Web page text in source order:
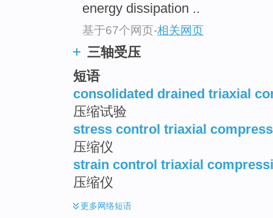
energy dissipation ..
基于67个网页-相关网页
三轴受压
短语
consolidated drained triaxial
压缩试验
stress control triaxial
压缩仪
strain control triaxial
压缩仪
更多网络短语